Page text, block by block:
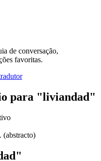
de conversação,
favoritas.
para "liviandad"
(abstracto)